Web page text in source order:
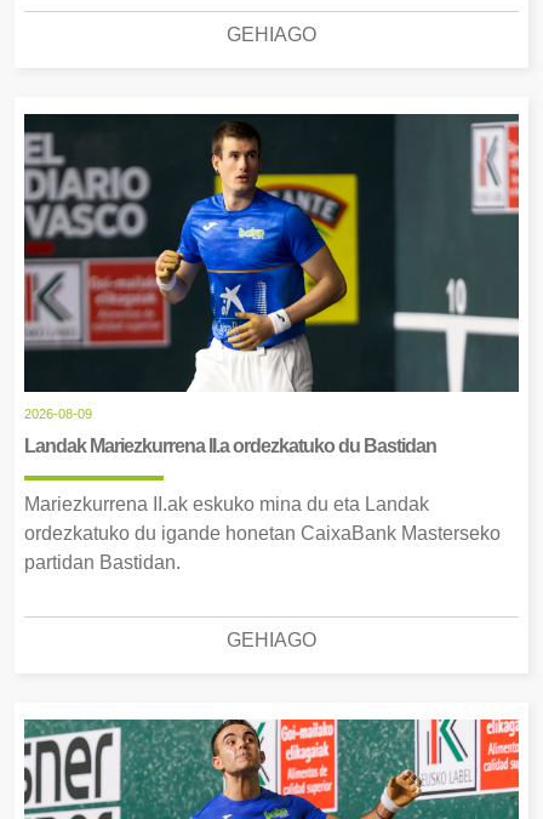
GEHIAGO
2026-08-09
Landak Mariezkurrena II.a ordezkatuko du Bastidan
Mariezkurrena II.ak eskuko mina du eta Landak
ordezkatuko du igande honetan CaixaBank Masterseko
partidan Bastidan.
GEHIAGO